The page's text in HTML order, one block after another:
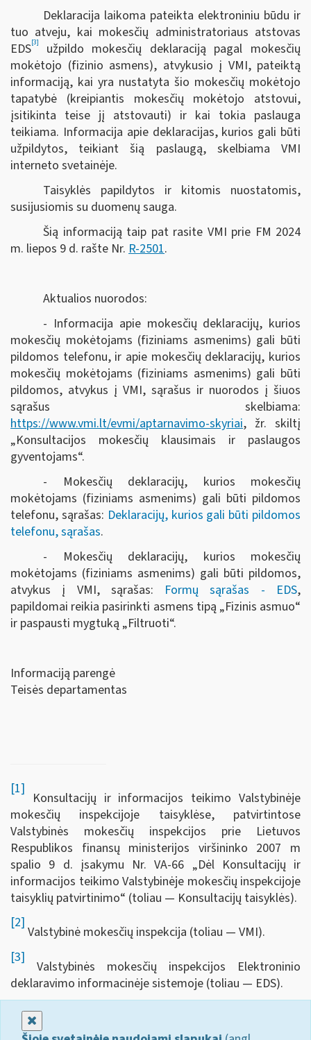
Deklaracija laikoma pateikta elektroniniu būdu ir
tuo atveju, kai mokesčių administratoriaus atstovas
EDS[3]
užpildo mokesčių deklaraciją pagal mokesčių
mokėtojo (fizinio asmens), atvykusio į VMI, pateiktą
informaciją, kai yra nustatyta šio mokesčių mokėtojo
tapatybė (kreipiantis mokesčių mokėtojo atstovui,
įsitikinta teise jį atstovauti) ir kai tokia paslauga
teikiama. Informacija apie deklaracijas, kurios gali būti
užpildytos, teikiant šią paslaugą, skelbiama VMI
interneto svetainėje.
Taisyklės papildytos ir kitomis nuostatomis,
susijusiomis su duomenų sauga.
Šią informaciją taip pat rasite VMI prie FM 2024
m. liepos 9 d. rašte Nr. R-2501.
Aktualios nuorodos:
- Informacija apie mokesčių deklaracijų, kurios
mokesčių mokėtojams (fiziniams asmenims) gali būti
pildomos telefonu, ir apie mokesčių deklaracijų, kurios
mokesčių mokėtojams (fiziniams asmenims) gali būti
pildomos, atvykus į VMI, sąrašus ir nuorodos į šiuos
sąrašus skelbiama:
https://www.vmi.lt/evmi/aptarnavimo-skyriai, žr. skiltį
„Konsultacijos mokesčių klausimais ir paslaugos
gyventojams“.
- Mokesčių deklaracijų, kurios mokesčių
mokėtojams (fiziniams asmenims) gali būti pildomos
telefonu, sąrašas: Deklaracijų, kurios gali būti pildomos
telefonu, sąrašas.
- Mokesčių deklaracijų, kurios mokesčių
mokėtojams (fiziniams asmenims) gali būti pildomos,
atvykus į VMI, sąrašas: Formų sąrašas - EDS,
papildomai reikia pasirinkti asmens tipą „Fizinis asmuo“
ir paspausti mygtuką „Filtruoti“.
Informaciją parengė
Teisės departamentas
[1]
Konsultacijų ir informacijos teikimo Valstybinėje
mokesčių inspekcijoje taisyklėse, patvirtintose
Valstybinės mokesčių inspekcijos prie Lietuvos
Respublikos finansų ministerijos viršininko 2007 m
spalio 9 d. įsakymu Nr. VA-66 „Dėl Konsultacijų ir
informacijos teikimo Valstybinėje mokesčių inspekcijoje
taisyklių patvirtinimo“ (toliau — Konsultacijų taisyklės).
[2]
Valstybinė mokesčių inspekcija (toliau — VMI).
[3]
Valstybinės mokesčių inspekcijos Elektroninio
deklaravimo informacinėje sistemoje (toliau — EDS).